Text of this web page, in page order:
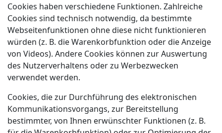
Cookies haben verschiedene Funktionen. Zahlreiche
Cookies sind technisch notwendig, da bestimmte
Webseitenfunktionen ohne diese nicht funktionieren
würden (z. B. die Warenkorbfunktion oder die Anzeige
von Videos). Andere Cookies können zur Auswertung
des Nutzerverhaltens oder zu Werbezwecken
verwendet werden.
Cookies, die zur Durchführung des elektronischen
Kommunikationsvorgangs, zur Bereitstellung
bestimmter, von Ihnen erwünschter Funktionen (z. B.